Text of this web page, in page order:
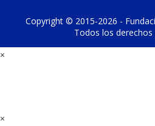
Copyright © 2015-2026 -
Todos los derechos
×
×